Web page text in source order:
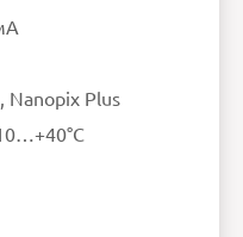
Nanopix Plus